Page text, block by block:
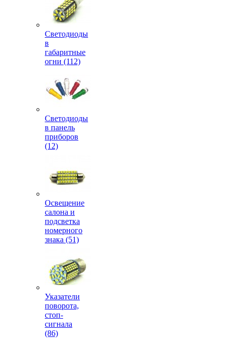
Светодиоды
в
габаритные
огни (112)
Светодиоды
в панель
приборов
(12)
Освещение
салона и
подсветка
номерного
знака (51)
Указатели
поворота,
стоп-
сигнала
(86)